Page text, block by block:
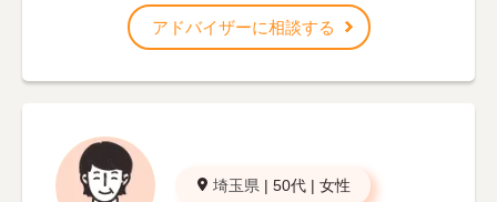
アドバイザーに相談する
埼玉県 | 50代 | 女性